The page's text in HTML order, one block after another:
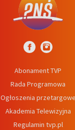
Abonament TVP
Rada Programowa
Ogłoszenia przetargowe
Akademia Telewizyjna
Regulamin tvp.pl